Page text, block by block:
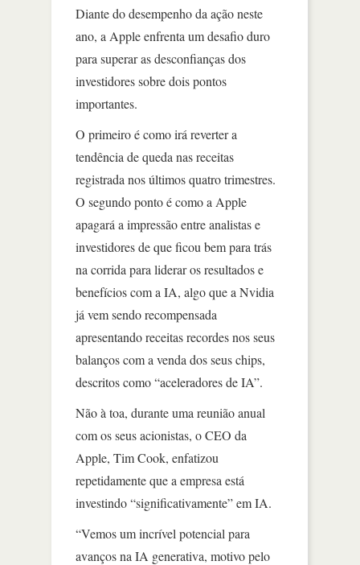
Diante do desempenho da ação neste
ano, a Apple enfrenta um desafio duro
para superar as desconfianças dos
investidores sobre dois pontos
importantes.
O primeiro é como irá reverter a
tendência de queda nas receitas
registrada nos últimos quatro trimestres.
O segundo ponto é como a Apple
apagará a impressão entre analistas e
investidores de que ficou bem para trás
na corrida para liderar os resultados e
benefícios com a IA, algo que a Nvidia
já vem sendo recompensada
apresentando receitas recordes nos seus
balanços com a venda dos seus chips,
descritos como “aceleradores de IA”.
Não à toa, durante uma reunião anual
com os seus acionistas, o CEO da
Apple, Tim Cook, enfatizou
repetidamente que a empresa está
investindo “significativamente” em IA.
“Vemos um incrível potencial para
avanços na IA generativa, motivo pelo